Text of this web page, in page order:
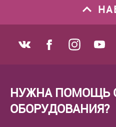
НУЖНА ПОМОЩЬ
ОБОРУДОВАНИЯ?